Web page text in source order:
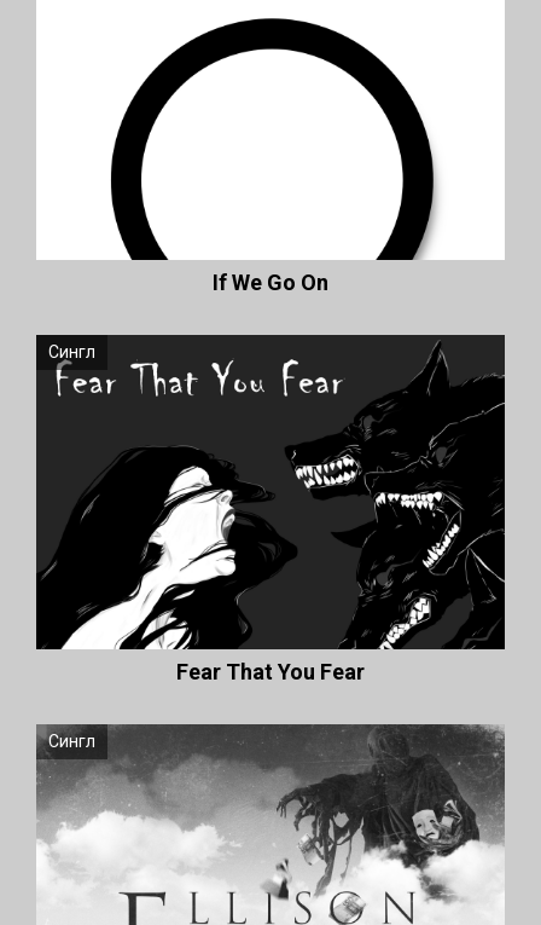
If We Go On
Сингл
Fear That You Fear
Сингл